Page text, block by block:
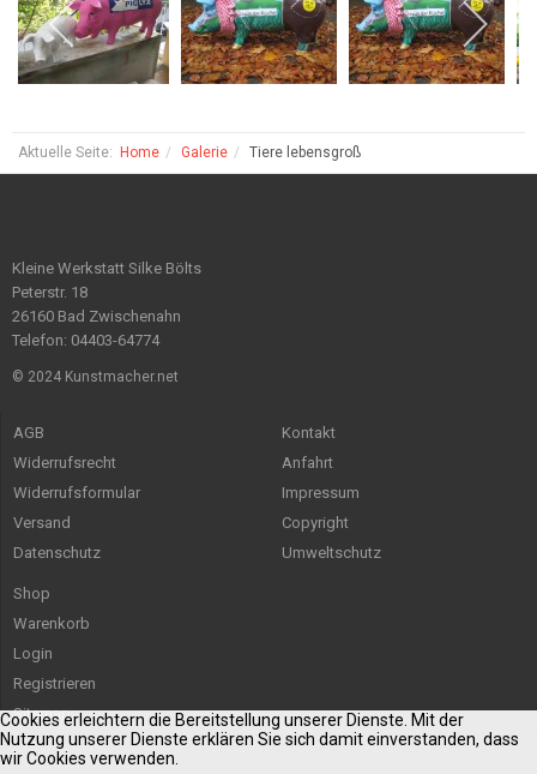
Aktuelle Seite: Home Galerie Tiere lebensgroß
Kleine Werkstatt Silke Bölts
Peterstr. 18
26160 Bad Zwischenahn
Telefon: 04403-64774
© 2024 Kunstmacher.net
AGB
Widerrufsrecht
Widerrufsformular
Versand
Datenschutz
Kontakt
Anfahrt
Impressum
Copyright
Umweltschutz
Shop
Warenkorb
Login
Registrieren
Sitemap
Cookies erleichtern die Bereitstellung unserer Dienste. Mit der
Nutzung unserer Dienste erklären Sie sich damit einverstanden, dass
wir Cookies verwenden.